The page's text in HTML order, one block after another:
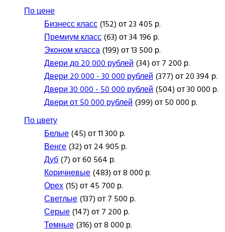
По цене
Бизнесс класс(152) от 23 405 р.
Премиум класс(63) от 34 196 р.
Эконом класса(199) от 13 500 р.
Двери до 20 000 рублей(34) от 7 200 р.
Двери 20 000 - 30 000 рублей(377) от 20 394 р.
Двери 30 000 - 50 000 рублей(504) от 30 000 р.
Двери от 50 000 рублей(399) от 50 000 р.
По цвету
Белые(45) от 11 300 р.
Венге(32) от 24 905 р.
Дуб(7) от 60 564 р.
Коричневые(483) от 8 000 р.
Орех(15) от 45 700 р.
Светлые(137) от 7 500 р.
Серые(147) от 7 200 р.
Темные(316) от 8 000 р.